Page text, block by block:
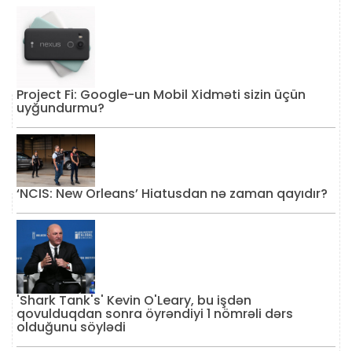
Project Fi: Google-un Mobil Xidməti sizin üçün
uyğundurmu?
‘NCIS: New Orleans’ Hiatusdan nə zaman qayıdır?
'Shark Tank's' Kevin O'Leary, bu işdən
qovulduqdan sonra öyrəndiyi 1 nömrəli dərs
olduğunu söylədi